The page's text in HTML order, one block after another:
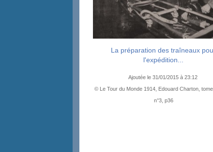
La préparation des traîneaux
l'expédition...
Ajoutée le 31/01/2015 à 23:12
© Le Tour du Monde 1914, Edouard Charton, tome
n°3, p36